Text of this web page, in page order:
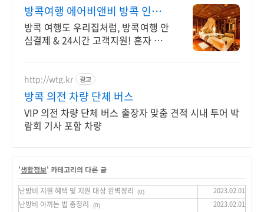
방콕여행 에어비앤비 방콕 인기
숙소 둘러보기
방콕 여행도 우리집처럼, 방콕여행 안
심결제 & 24시간 고객지원! 혼자 여
http://wtg.kr 광고
방콕 의전 차량 단체 버스
VIP 의전 차량 단체 버스 출장자 맞춤 견적 시내 투어 박
람회 기사 포함 차량
'생활정보' 카테고리의 다른 글
난방비 지원 혜택 및 지원 대상 완벽정리 (0) 2023.02.01
난방비 아끼는 법 총정리 (0) 2023.02.01